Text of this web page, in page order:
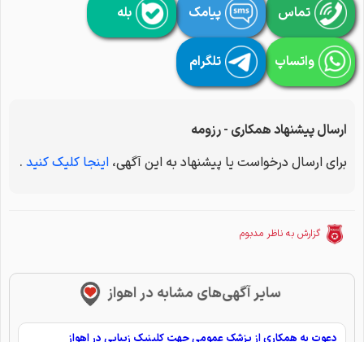
تماس پیامک بله
واتساپ تلگرام
ارسال پیشنهاد همکاری - رزومه
برای ارسال درخواست یا پیشنهاد به این آگهی، اینجا کلیک کنید .
گزارش به ناظر مدبوم
سایر آگهی‌های مشابه در اهواز